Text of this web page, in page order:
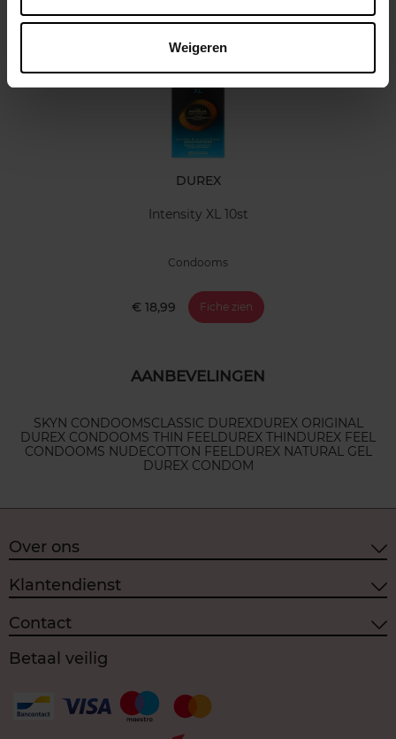
Weigeren
Nog iets vergeten ?
DUREX
Intensity XL 10st
Condooms
€ 18,99 Fiche zien
AANBEVELINGEN
SKYN CONDOOMSCLASSIC DUREXDUREX ORIGINAL
DUREX CONDOOMS THIN FEELDUREX THINDUREX FEEL
CONDOOMS NUDECOTTON FEELDUREX NATURAL GEL
DUREX CONDOM
Over ons
Klantendienst
Contact
Betaal veilig